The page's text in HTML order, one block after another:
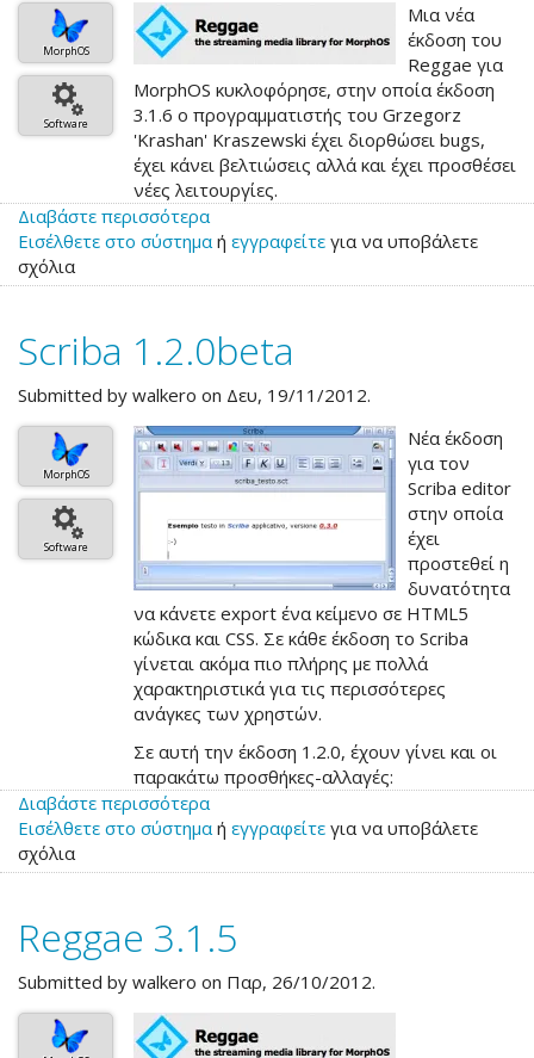
MorphOS
Software
Μια νέα
έκδοση του
Reggae για
MorphOS κυκλοφόρησε, στην οποία έκδοση
3.1.6 ο προγραμματιστής του Grzegorz
'Krashan' Kraszewski έχει διορθώσει bugs,
έχει κάνει βελτιώσεις αλλά και έχει προσθέσει
νέες λειτουργίες.
Διαβάστε περισσότερα
το
3.1.6
Εισέλθετε στο σύστημα ή εγγραφείτε για να υποβάλετε
σχόλια
Scriba 1.2.0beta
Submitted by walkero on Δευ, 19/11/2012.
MorphOS
Software
Νέα έκδοση
για τον
Scriba editor
στην οποία
έχει
προστεθεί η
δυνατότητα
να κάνετε export ένα κείμενο σε HTML5
κώδικα και CSS. Σε κάθε έκδοση το Scriba
γίνεται ακόμα πιο πλήρης με πολλά
χαρακτηριστικά για τις περισσότερες
ανάγκες των χρηστών.
Σε αυτή την έκδοση 1.2.0, έχουν γίνει και οι
παρακάτω προσθήκες-αλλαγές:
Διαβάστε περισσότερα
το
1.2.0beta
Εισέλθετε στο σύστημα ή εγγραφείτε για να υποβάλετε
σχόλια
Reggae 3.1.5
Submitted by walkero on Παρ, 26/10/2012.